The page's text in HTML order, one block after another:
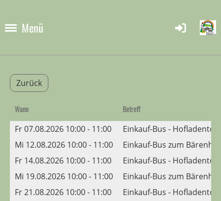
Menü
Zurück
Wann Betreff
Fr 07.08.2026 10:00 - 11:00
Einkauf-Bus -
Mi 12.08.2026 10:00 - 11:00
Einkauf-Bus zum
Fr 14.08.2026 10:00 - 11:00
Einkauf-Bus -
Mi 19.08.2026 10:00 - 11:00
Einkauf-Bus zum
Fr 21.08.2026 10:00 - 11:00
Einkauf-Bus -